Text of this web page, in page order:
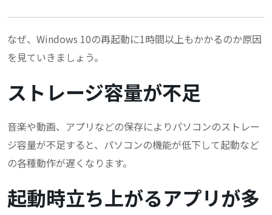
なぜ、Windows 10の再起動に1時間以上もかかるのか原因
を見ていきましょう。
ストレージ容量が不足
音楽や動画、アプリなどの保存によりパソコンのストレー
ジ容量が不足すると、パソコンの機能が低下して起動など
の各種動作が遅くなります。
起動時立ち上がるアプリが多